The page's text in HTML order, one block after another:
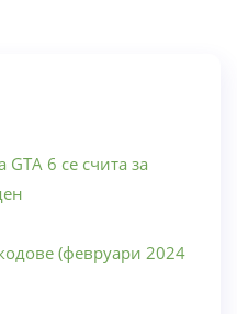
6 се счита за
(февруари 2024